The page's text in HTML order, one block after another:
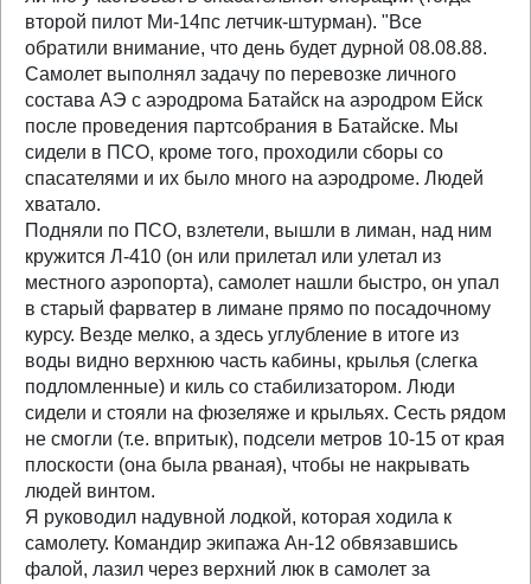
второй пилот Ми-14пс летчик-штурман). "Все
обратили внимание, что день будет дурной 08.08.88.
Самолет выполнял задачу по перевозке личного
состава АЭ с аэродрома Батайск на аэродром Ейск
после проведения партсобрания в Батайске. Мы
сидели в ПСО, кроме того, проходили сборы со
спасателями и их было много на аэродроме. Людей
хватало.
Подняли по ПСО, взлетели, вышли в лиман, над ним
кружится Л-410 (он или прилетал или улетал из
местного аэропорта), самолет нашли быстро, он упал
в старый фарватер в лимане прямо по посадочному
курсу. Везде мелко, а здесь углубление в итоге из
воды видно верхнюю часть кабины, крылья (слегка
подломленные) и киль со стабилизатором. Люди
сидели и стояли на фюзеляже и крыльях. Сесть рядом
не смогли (т.е. впритык), подсели метров 10-15 от края
плоскости (она была рваная), чтобы не накрывать
людей винтом.
Я руководил надувной лодкой, которая ходила к
самолету. Командир экипажа Ан-12 обвязавшись
фалой, лазил через верхний люк в самолет за